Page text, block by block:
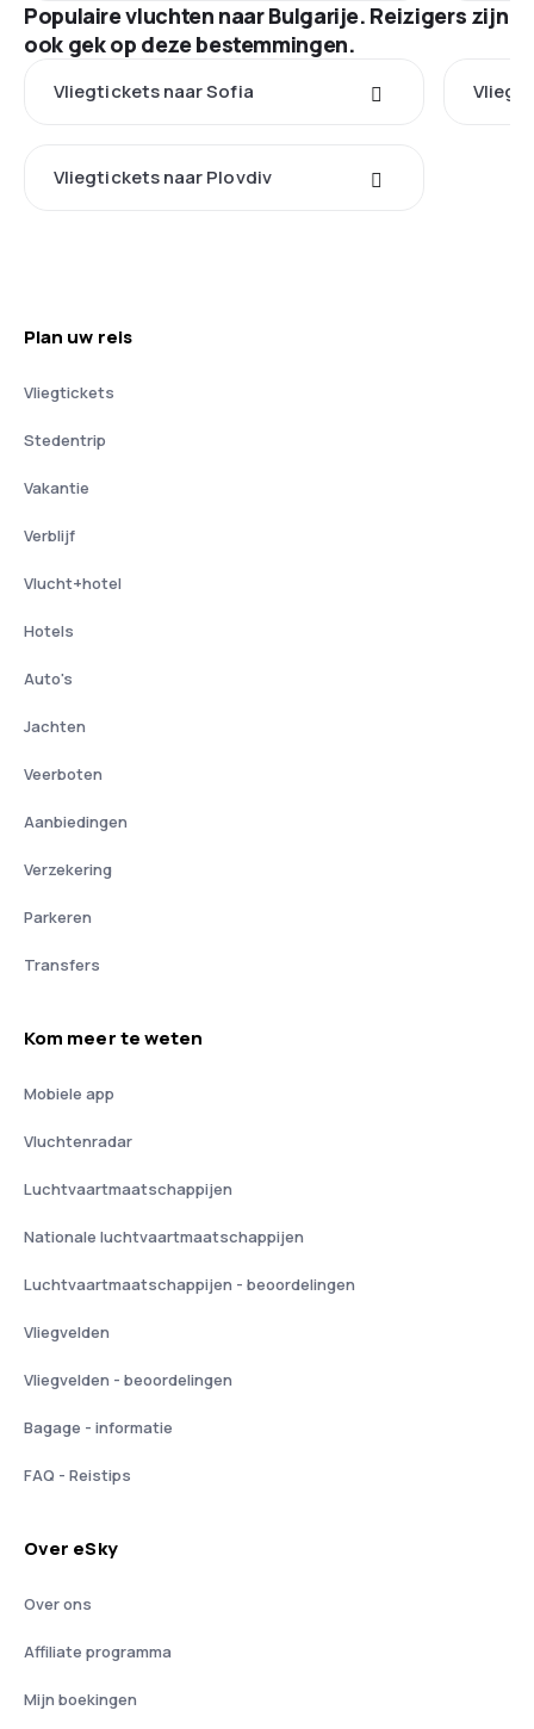
Populaire vluchten naar Bulgarije. Reizigers zijn
ook gek op deze bestemmingen.
Vliegtickets naar Sofia
Vliegtickets naar Plovdiv
Plan uw reis
Vliegtickets
Stedentrip
Vakantie
Verblijf
Vlucht+hotel
Hotels
Auto's
Jachten
Veerboten
Aanbiedingen
Verzekering
Parkeren
Transfers
Kom meer te weten
Mobiele app
Vluchtenradar
Luchtvaartmaatschappijen
Nationale luchtvaartmaatschappijen
Luchtvaartmaatschappijen - beoordelingen
Vliegvelden
Vliegvelden - beoordelingen
Bagage - informatie
FAQ - Reistips
Over eSky
Over ons
Affiliate programma
Mijn boekingen